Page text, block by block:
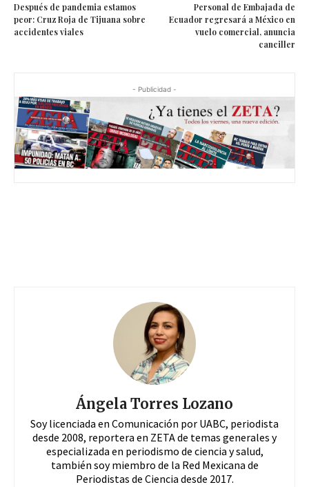
Después de pandemia estamos
peor: Cruz Roja de Tijuana sobre
accidentes viales
Personal de Embajada de
Ecuador regresará a México en
vuelo comercial, anuncia
canciller
- Publicidad -
Ángela Torres Lozano
Soy licenciada en Comunicación por UABC, periodista
desde 2008, reportera en ZETA de temas generales y
especializada en periodismo de ciencia y salud,
también soy miembro de la Red Mexicana de
Periodistas de Ciencia desde 2017.